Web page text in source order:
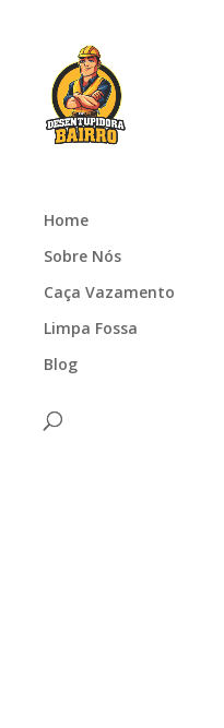
Home
Sobre Nós
Caça Vazamento
Limpa Fossa
Blog